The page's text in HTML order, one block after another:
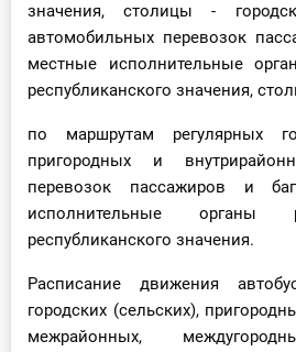
значения, столицы -
автомобильных перевозок
местные исполнительные
республиканского значения,
по маршрутам регулярных
пригородных и
перевозок пассажиров и
исполнительные органы
республиканского значения.
Расписание движения
городских (сельских),
межрайонных,